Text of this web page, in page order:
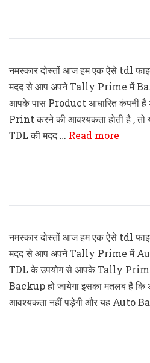
नमस्कार दोस्तों आज हम एक ऐसे tdl
मदद से आप अपने Tally Prime में
आपके पास Product आधारित कंपनी है
Print करने की आवश्यकता होती है ,
TDL की मदद … Read more
नमस्कार दोस्तों आज हम एक ऐसे tdl
मदद से आप अपने Tally Prime में
TDL के उपयोग से आपके Tally
Backup हो जायेगा इसका मतलब है कि
आवश्यकता नहीं पड़ेगी और यह Auto